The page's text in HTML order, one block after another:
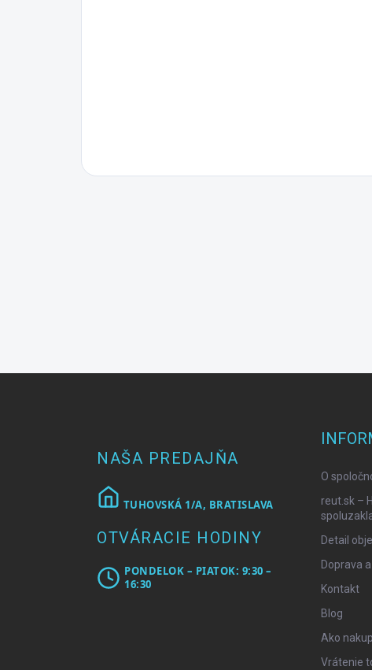
NAŠA PREDAJŇA
TUHOVSKÁ 1/A, BRATISLAVA
OTVÁRACIE HODINY
PONDELOK – PIATOK: 9:30 –
16:30
O
reut.sk –
Detail
Doprava
Kontakt
Blog
Ako
Vrátenie